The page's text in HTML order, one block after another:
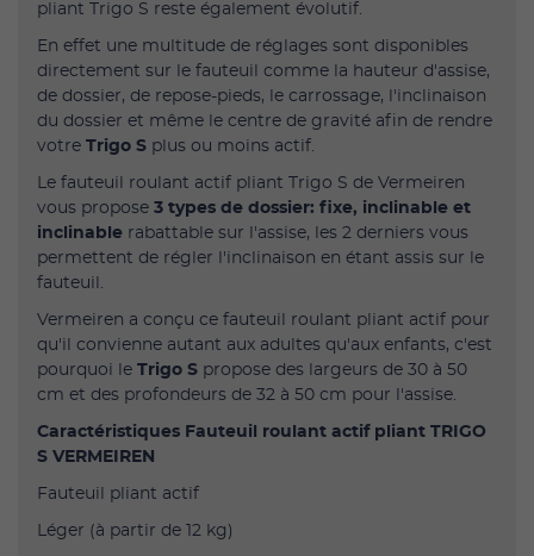
pliant Trigo S reste également évolutif.
En effet une multitude de réglages sont disponibles
directement sur le fauteuil comme la hauteur d'assise,
de dossier, de repose-pieds, le carrossage, l'inclinaison
du dossier et même le centre de gravité afin de rendre
votre Trigo S plus ou moins actif.
Le fauteuil roulant actif pliant Trigo S de Vermeiren
vous propose 3 types de dossier: fixe, inclinable et
inclinable rabattable sur l'assise, les 2 derniers vous
permettent de régler l'inclinaison en étant assis sur le
fauteuil.
Vermeiren a conçu ce fauteuil roulant pliant actif pour
qu'il convienne autant aux adultes qu'aux enfants, c'est
pourquoi le Trigo S propose des largeurs de 30 à 50
cm et des profondeurs de 32 à 50 cm pour l'assise.
Caractéristiques Fauteuil roulant actif pliant TRIGO
S VERMEIREN
Fauteuil pliant actif
Léger (à partir de 12 kg)